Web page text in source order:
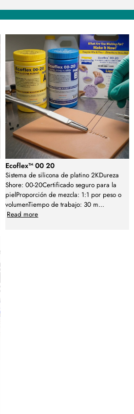
Ecoflex™ 00 20
Sistema de silicona de platino 2KDureza
Shore: 00-20Certificado seguro para la
pielProporción de mezcla: 1:1 por peso o
volumenTiempo de trabajo: 30 m...
Read more